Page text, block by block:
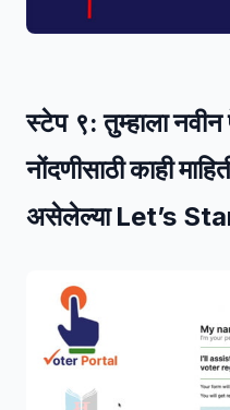
स्टेप ९: तुम्हाला
नोंदणीसाठी काही
असेलेल्याLet’s